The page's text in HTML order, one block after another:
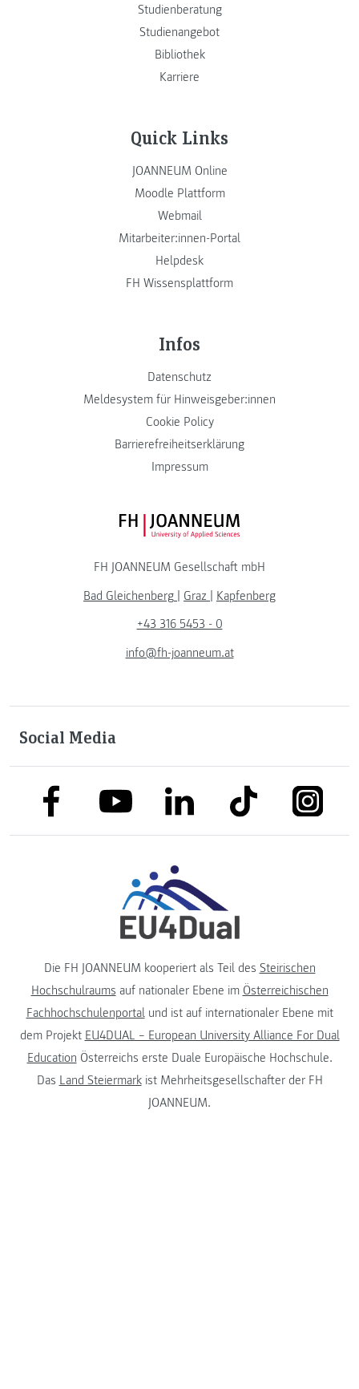
Studienberatung
Studienangebot
Bibliothek
Karriere
Quick Links
JOANNEUM Online
Moodle Plattform
Webmail
Mitarbeiter:innen-Portal
Helpdesk
FH Wissensplattform
Infos
Datenschutz
Meldesystem für Hinweisgeber:innen
Cookie Policy
Barrierefreiheitserklärung
Impressum
FH JOANNEUM Logo
FH JOANNEUM Gesellschaft mbH
Bad Gleichenberg | Graz | Kapfenberg
+43 316 5453 - 0
info@fh-joanneum.at
Social Media
link to facebooklink to youtubelink to linkedinlink to tiktok link to
Die FH JOANNEUM kooperiert als Teil des Steirischen
Hochschulraums auf nationaler Ebene im Österreichischen
Fachhochschulenportalund ist auf internationaler Ebene mit
dem Projekt EU4DUAL – European University Alliance For Dual
Education Österreichs erste Duale Europäische Hochschule.
Das Land Steiermarkist Mehrheitsgesellschafter der FH
JOANNEUM.